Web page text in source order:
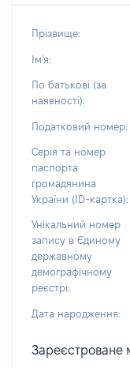
Прізвище:
Ім'я:
По батькові (за
наявності):
Податковий номер:
Серія та номер
паспорта
громадянина
України (ID-картка):
Унікальний номер
запису в Єдиному
державному
демографічному
реєстрі:
Дата народження:
Зареєстроване